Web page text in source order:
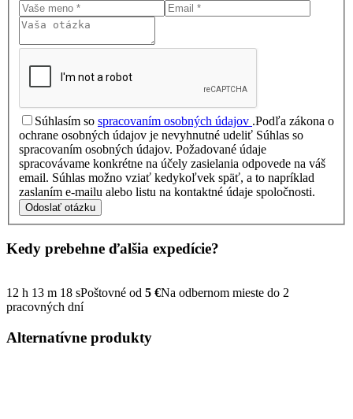
Súhlasím so spracovaním osobných údajov .Podľa zákona o
ochrane osobných údajov je nevyhnutné udeliť Súhlas so
spracovaním osobných údajov. Požadované údaje
spracovávame konkrétne na účely zasielania odpovede na váš
email. Súhlas možno vziať kedykoľvek späť, a to napríklad
zaslaním e-mailu alebo listu na kontaktné údaje spoločnosti.
Odoslať otázku
Kedy prebehne ďalšia expedície?
12 h 13 m 17 sPoštovné od 5 €Na odbernom mieste do 2
pracovných dní
Alternatívne produkty